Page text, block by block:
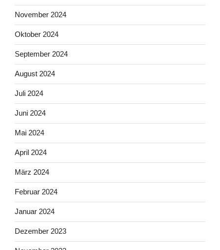
November 2024
Oktober 2024
September 2024
August 2024
Juli 2024
Juni 2024
Mai 2024
April 2024
März 2024
Februar 2024
Januar 2024
Dezember 2023